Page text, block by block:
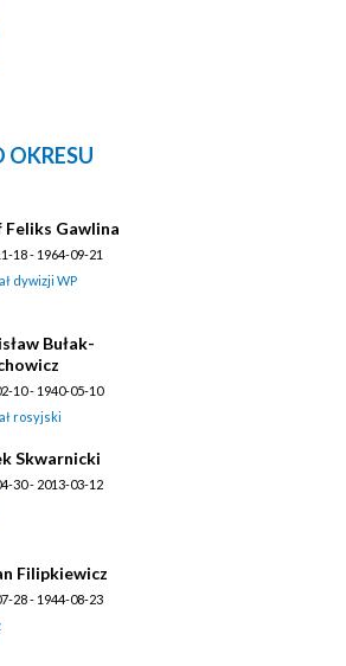
OKRESU
Feliks Gawlina
18 - 1964-09-21
dywizji WP
Bułak-
10 - 1940-05-10
rosyjski
Skwarnicki
30 - 2013-03-12
Filipkiewicz
28 - 1944-08-23